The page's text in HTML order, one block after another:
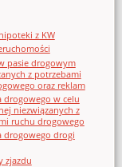
z KW
pasie drogowym
z potrzebami
oraz reklam
drogowego w celu
niezwiązanych z
ruchu drogowego
drogowego drogi
zjazdu